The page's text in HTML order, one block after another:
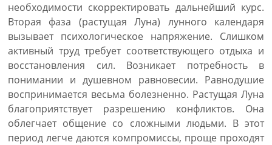
необходимости скорректировать дальнейший курс.
Вторая фаза (растущая Луна) лунного календаря
вызывает психологическое напряжение. Слишком
активный труд требует соответствующего отдыха и
восстановления сил. Возникает потребность в
понимании и душевном равновесии. Равнодушие
воспринимается весьма болезненно. Растущая Луна
благоприятствует разрешению конфликтов. Она
облегчает общение со сложными людьми. В этот
период легче даются компромиссы, проще проходят